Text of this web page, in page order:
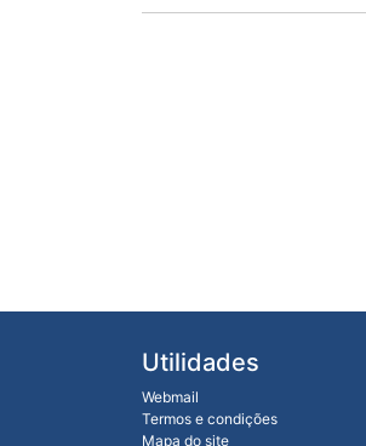
Utilidades
Webmail
Termos e condições
Mapa do site